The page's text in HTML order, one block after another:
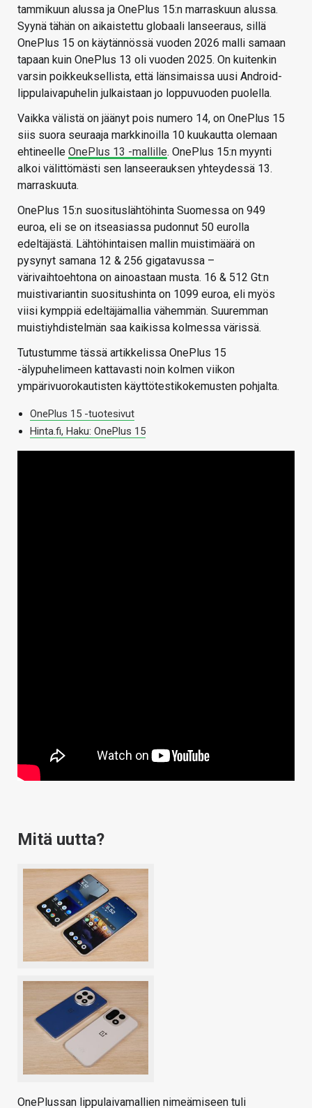
tammikuun alussa ja OnePlus 15:n marraskuun alussa.
Syynä tähän on aikaistettu globaali lanseeraus, sillä
OnePlus 15 on käytännössä vuoden 2026 malli samaan
tapaan kuin OnePlus 13 oli vuoden 2025. On kuitenkin
varsin poikkeuksellista, että länsimaissa uusi Android-
lippulaivapuhelin julkaistaan jo loppuvuoden puolella.
Vaikka välistä on jäänyt pois numero 14, on OnePlus 15
siis suora seuraaja markkinoilla 10 kuukautta olemaan
ehtineelle OnePlus 13 -mallille. OnePlus 15:n myynti
alkoi välittömästi sen lanseerauksen yhteydessä 13.
marraskuuta.
OnePlus 15:n suosituslähtöhinta Suomessa on 949
euroa, eli se on itseasiassa pudonnut 50 eurolla
edeltäjästä. Lähtöhintaisen mallin muistimäärä on
pysynyt samana 12 & 256 gigatavussa –
värivaihtoehtona on ainoastaan musta. 16 & 512 Gt:n
muistivariantin suositushinta on 1099 euroa, eli myös
viisi kymppiä edeltäjämallia vähemmän. Suuremman
muistiyhdistelmän saa kaikissa kolmessa värissä.
Tutustumme tässä artikkelissa OnePlus 15
-älypuhelimeen kattavasti noin kolmen viikon
ympärivuorokautisten käyttötestikokemusten pohjalta.
OnePlus 15 -tuotesivut
Hinta.fi, Haku: OnePlus 15
Mitä uutta?
OnePlussan lippulaivamallien nimeämiseen tuli